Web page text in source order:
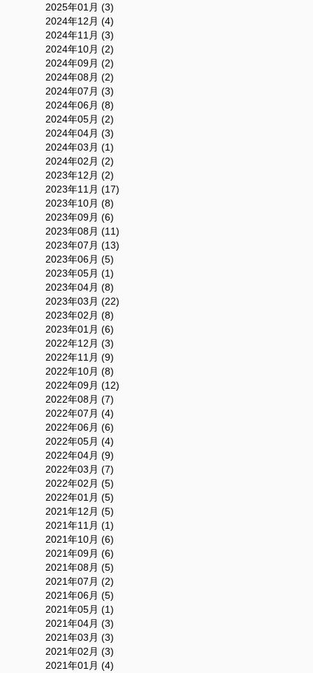
2025年01月 (3)
2024年12月 (4)
2024年11月 (3)
2024年10月 (2)
2024年09月 (2)
2024年08月 (2)
2024年07月 (3)
2024年06月 (8)
2024年05月 (2)
2024年04月 (3)
2024年03月 (1)
2024年02月 (2)
2023年12月 (2)
2023年11月 (17)
2023年10月 (8)
2023年09月 (6)
2023年08月 (11)
2023年07月 (13)
2023年06月 (5)
2023年05月 (1)
2023年04月 (8)
2023年03月 (22)
2023年02月 (8)
2023年01月 (6)
2022年12月 (3)
2022年11月 (9)
2022年10月 (8)
2022年09月 (12)
2022年08月 (7)
2022年07月 (4)
2022年06月 (6)
2022年05月 (4)
2022年04月 (9)
2022年03月 (7)
2022年02月 (5)
2022年01月 (5)
2021年12月 (5)
2021年11月 (1)
2021年10月 (6)
2021年09月 (6)
2021年08月 (5)
2021年07月 (2)
2021年06月 (5)
2021年05月 (1)
2021年04月 (3)
2021年03月 (3)
2021年02月 (3)
2021年01月 (4)